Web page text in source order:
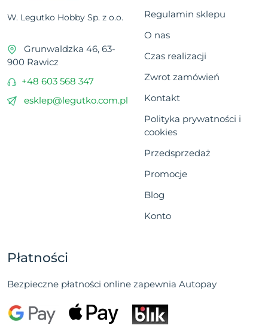
W. Legutko Hobby Sp. z o.o.
Grunwaldzka 46, 63-
900 Rawicz
+48 603 568 347
esklep@legutko.com.pl
Regulamin sklepu
O nas
Czas realizacji
Zwrot zamówień
Kontakt
Polityka prywatności i
cookies
Przedsprzedaż
Promocje
Blog
Konto
Płatności
Bezpieczne płatności online zapewnia Autopay